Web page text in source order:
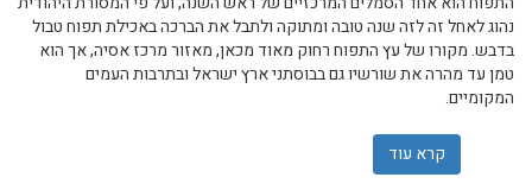
נהוג לאחל זה לזה שנה טובה ומתוקה ולתבל את הברכה באכילת תפוח טבול
בדבש. מקורו של עץ התפוח רחוק מאוד מכאן, מאזור מרכז אסיה, אך הוא
טמן עד מהרה את שורשיו גם בבוסתני ארץ ישראל ובתרבות העמים
המקומיים.
קרא עוד